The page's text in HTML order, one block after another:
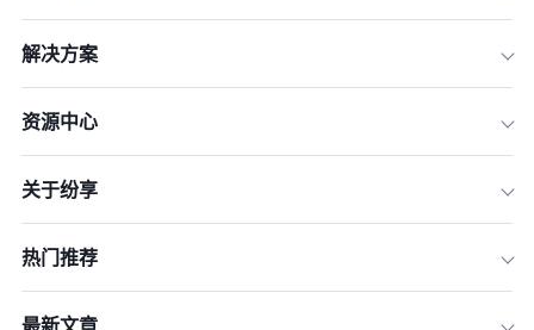
解决方案
资源中心
关于纷享
热门推荐